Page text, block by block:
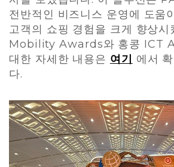
전반적인 비즈니스 운영에 도움
고객의 쇼핑 경험을 크게 향상
Mobility Awards와 홍콩 ICT
대한 자세한 내용은 여기
에서
다.